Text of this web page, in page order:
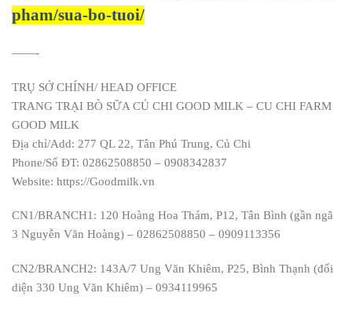
pham/sua-bo-tuoi/
——-
TRỤ SỞ CHÍNH/ HEAD OFFICE
TRANG TRẠI BÒ SỮA CỦ CHI GOOD MILK – CU CHI FARM
GOOD MILK
Địa chỉ/Add: 277 QL 22, Tân Phú Trung, Củ Chi
Phone/Số ĐT: 02862508850 – 0908342837
Website: https://Goodmilk.vn
CN1/BRANCH1: 120 Hoàng Hoa Thám, P12, Tân Bình (gần ngã
3 Nguyễn Văn Hoàng) – 02862508850 – 0909113356
CN2/BRANCH2: 143A/7 Ung Văn Khiêm, P25, Bình Thạnh (đối
diện 330 Ung Văn Khiêm) – 0934119965